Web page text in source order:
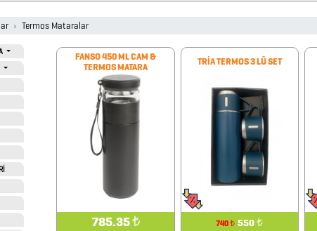
Termos Mataralar
FANSO 450 ML CAM &
TERMOS MATARA
785.35₺
TRİA TERMOS 3 LÜ SET
740₺ 550₺